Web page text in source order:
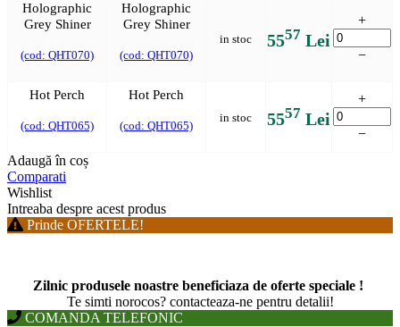
Holographic
Grey Shiner
(cod: QHT070)
Holographic
Grey Shiner
(cod: QHT070)
in stoc 5557 Lei
+
−
Hot Perch
(cod: QHT065)
Hot Perch
(cod: QHT065)
in stoc 5557 Lei
+
−
Adaugă în coș
Comparati
Wishlist
Intreaba despre acest produs
Prinde OFERTELE!
Zilnic produsele noastre beneficiaza de oferte speciale !
Te simti norocos? contacteaza-ne pentru detalii!
COMANDA TELEFONIC